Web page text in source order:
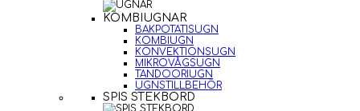
KOMBIUGNAR
BAKPOTATISUGN
KOMBIUGN
KONVEKTIONSUGN
MIKROVÅGSUGN
TANDOORIUGN
UGNSTILLBEHÖR
SPIS STEKBORD